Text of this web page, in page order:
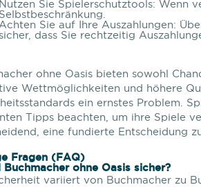
Nutzen Sie Spielerschutztools: Wenn
Selbstbeschränkung.
Achten Sie auf Ihre Auszahlungen:
sicher, dass Sie rechtzeitig
ohne Oasis bieten sowohl
Wettmöglichkeiten und höhere
ein ernstes Problem.
Tipps beachten, um ihre Spiele
eine fundierte Entscheidung
Fragen (FAQ)
Buchmacher ohne Oasis sicher?
variiert von Buchmacher zu